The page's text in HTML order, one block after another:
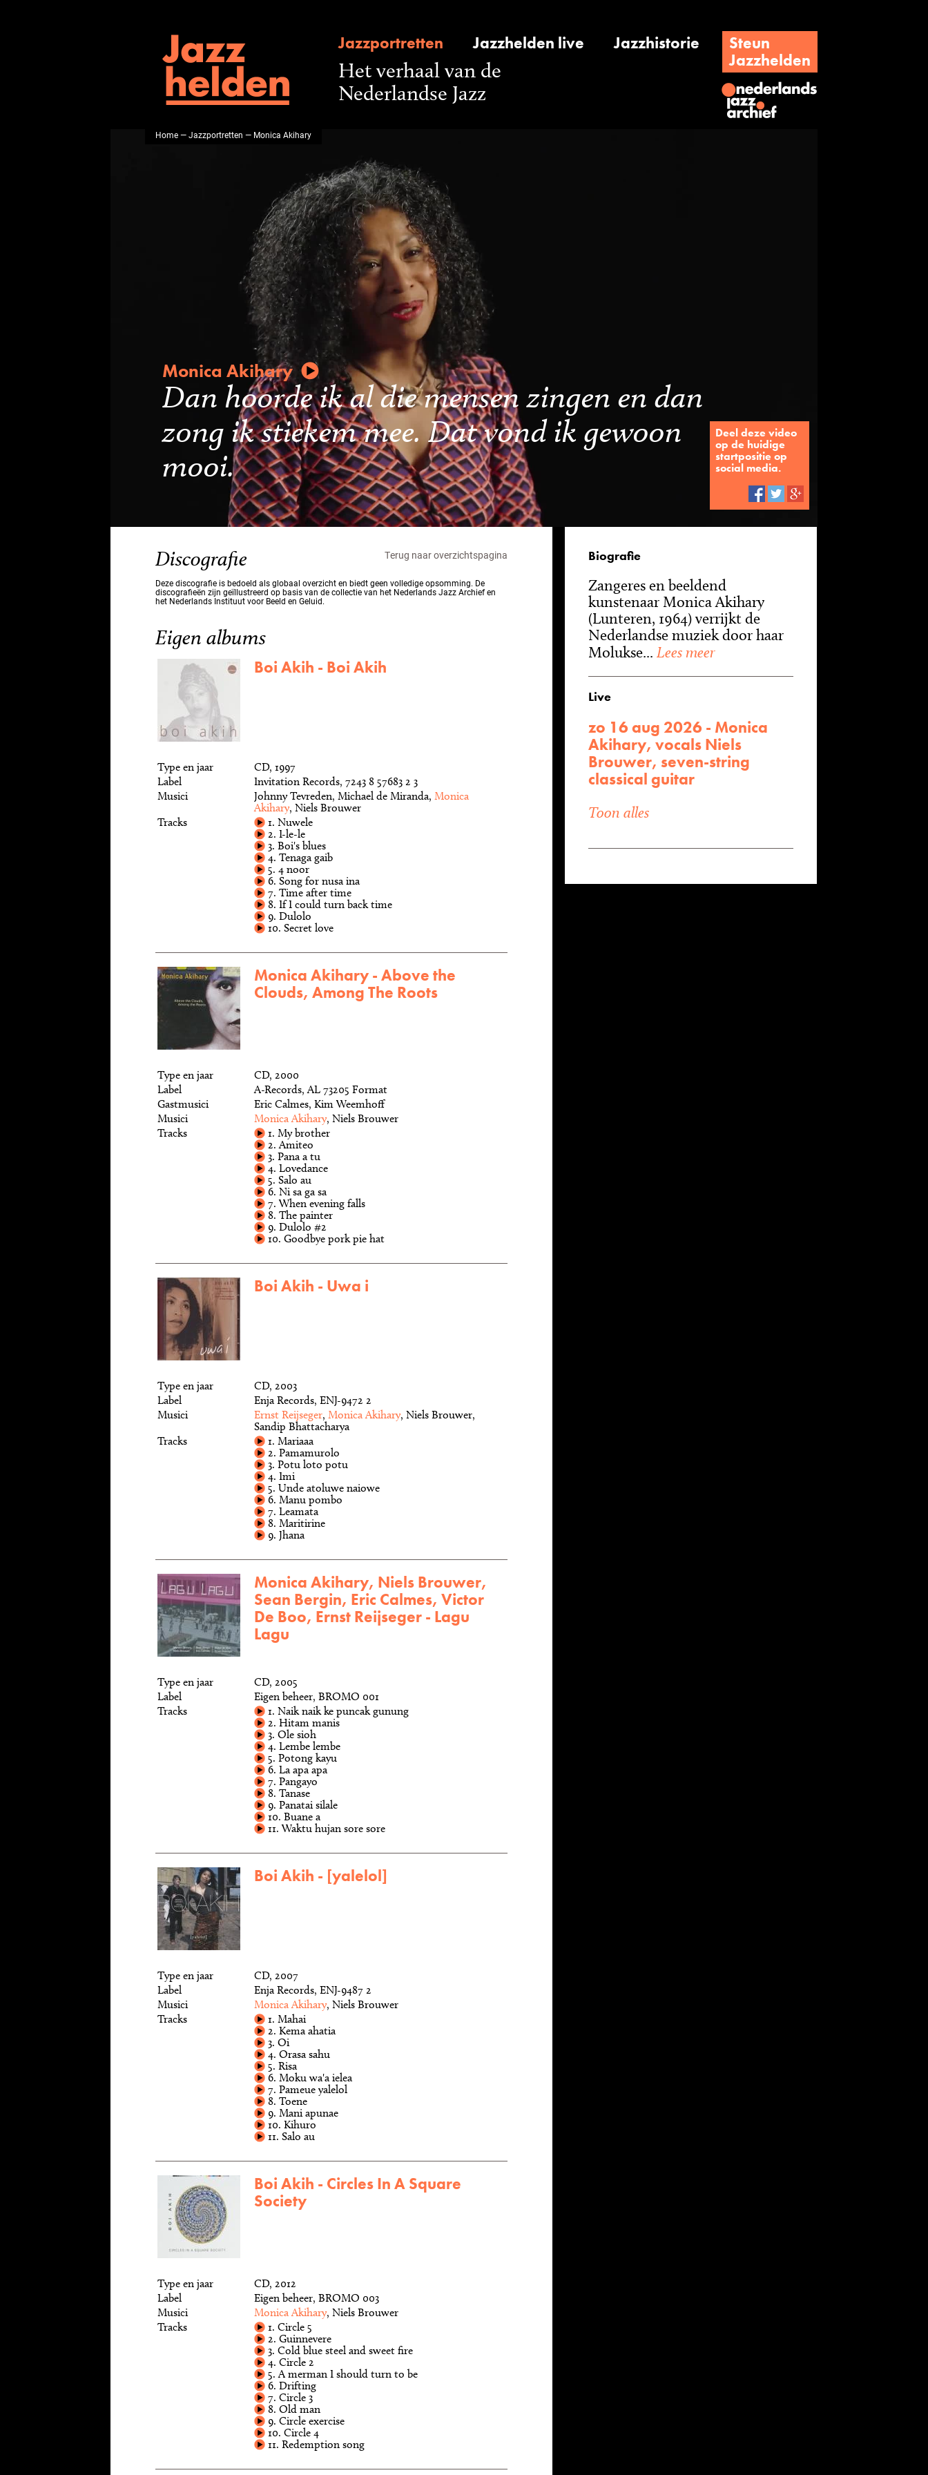
Jazzportretten Jazzhelden live Jazzhistorie
Steun
Jazzhelden
Het verhaal van de
Nederlandse Jazz
Home—Jazzportretten — Monica Akihary
Monica Akihary
Dan hoorde ik al die mensen zingen en dan
zong ik stiekem mee. Dat vond ik gewoon
mooi.
Deel deze video
op de huidige
startpositie op
social media.
Discografie Terug naar overzichtspagina
Deze discografie is bedoeld als globaal overzicht en biedt geen volledige opsomming. De
discografieën zijn geïllustreerd op basis van de collectie van het Nederlands Jazz Archief en
het Nederlands Instituut voor Beeld en Geluid.
Eigen albums
Boi Akih - Boi Akih
Type en jaar
CD, 1997
Label
Invitation Records, 7243 8 57683 2 3
Musici
Johnny Tevreden, Michael de Miranda, Monica
Akihary, Niels Brouwer
Tracks
1. Nuwele
2. I-le-le
3. Boi's blues
4. Tenaga gaib
5. 4 noor
6. Song for nusa ina
7. Time after time
8. If I could turn back time
9. Dulolo
10. Secret love
Monica Akihary - Above the
Clouds, Among The Roots
Type en jaar
CD, 2000
Label
A-Records, AL 73205 Format
Gastmusici
Eric Calmes, Kim Weemhoff
Musici
Monica Akihary, Niels Brouwer
Tracks
1. My brother
2. Amiteo
3. Pana a tu
4. Lovedance
5. Salo au
6. Ni sa ga sa
7. When evening falls
8. The painter
9. Dulolo #2
10. Goodbye pork pie hat
Boi Akih - Uwa i
Type en jaar
CD, 2003
Label
Enja Records, ENJ-9472 2
Musici
Ernst Reijseger, Monica Akihary, Niels Brouwer,
Sandip Bhattacharya
Tracks
1. Mariaaa
2. Pamamurolo
3. Potu loto potu
4. Imi
5. Unde atoluwe naiowe
6. Manu pombo
7. Leamata
8. Maritirine
9. Jhana
Monica Akihary, Niels Brouwer,
Sean Bergin, Eric Calmes, Victor
De Boo, Ernst Reijseger - Lagu
Lagu
Type en jaar
CD, 2005
Label
Eigen beheer, BROMO 001
Tracks
1. Naik naik ke puncak gunung
2. Hitam manis
3. Ole sioh
4. Lembe lembe
5. Potong kayu
6. La apa apa
7. Pangayo
8. Tanase
9. Panatai silale
10. Buane a
11. Waktu hujan sore sore
Boi Akih - [yalelol]
Type en jaar
CD, 2007
Label
Enja Records, ENJ-9487 2
Musici
Monica Akihary, Niels Brouwer
Tracks
1. Mahai
2. Kema ahatia
3. Oi
4. Orasa sahu
5. Risa
6. Moku wa'a ielea
7. Pameue yalelol
8. Toene
9. Mani apunae
10. Kihuro
11. Salo au
Boi Akih - Circles In A Square
Society
Type en jaar
CD, 2012
Label
Eigen beheer, BROMO 003
Musici
Monica Akihary, Niels Brouwer
Tracks
1. Circle 5
2. Guinnevere
3. Cold blue steel and sweet fire
4. Circle 2
5. A merman I should turn to be
6. Drifting
7. Circle 3
8. Old man
9. Circle exercise
10. Circle 4
11. Redemption song
Biografie
Zangeres en beeldend
kunstenaar Monica Akihary
(Lunteren, 1964) verrijkt de
Nederlandse muziek door haar
Molukse... Lees meer
Live
zo 16 aug 2026 - Monica
Akihary, vocals Niels
Brouwer, seven-string
classical guitar
Toon alles